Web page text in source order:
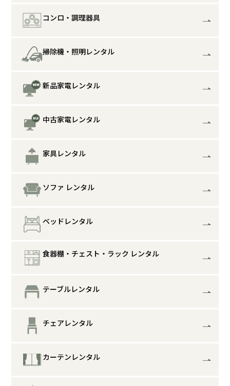
コンロ・調理器具
掃除機・照明レンタル
新品家電レンタル
中古家電レンタル
家具レンタル
ソファ レンタル
ベッドレンタル
食器棚・チェスト・ラック レンタル
テーブルレンタル
チェアレンタル
カーテンレンタル